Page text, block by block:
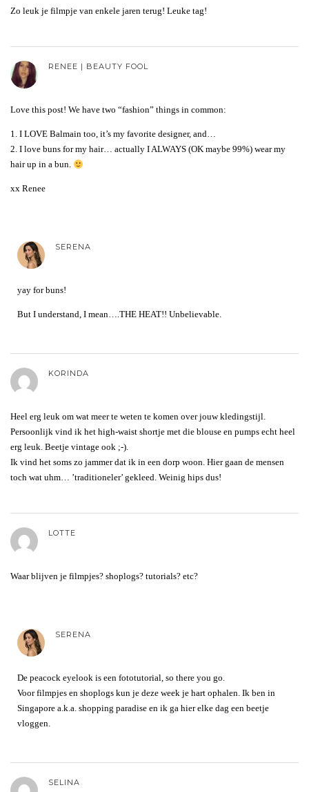
Zo leuk je filmpje van enkele jaren terug! Leuke tag!
RENEE | BEAUTY FOOL
Love this post! We have two “fashion” things in common:
1. I LOVE Balmain too, it’s my favorite designer, and…
2. I love buns for my hair… actually I ALWAYS (OK maybe 99%) wear my
hair up in a bun.
xx Renee
SERENA
yay for buns!
But I understand, I mean….THE HEAT!! Unbelievable.
KORINDA
Heel erg leuk om wat meer te weten te komen over jouw kledingstijl.
Persoonlijk vind ik het high-waist shortje met die blouse en pumps echt heel
erg leuk. Beetje vintage ook ;-).
Ik vind het soms zo jammer dat ik in een dorp woon. Hier gaan de mensen
toch wat uhm… ’traditioneler’ gekleed. Weinig hips dus!
LOTTE
Waar blijven je filmpjes? shoplogs? tutorials? etc?
SERENA
De peacock eyelook is een fototutorial, so there you go.
Voor filmpjes en shoplogs kun je deze week je hart ophalen. Ik ben in
Singapore a.k.a. shopping paradise en ik ga hier elke dag een beetje
vloggen.
SELINA